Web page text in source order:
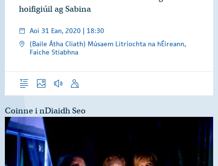
hoifigiúil ag Sabina
Aoi 31 Ean, 2020 | 18:30
(Baile Átha Cliath) Músaem Litríochta na hÉireann,
Faiche Stiabhna
ForléargasGrianghraifGearrthóga Fuaime
Óraid
Coinne i nDiaidh Seo